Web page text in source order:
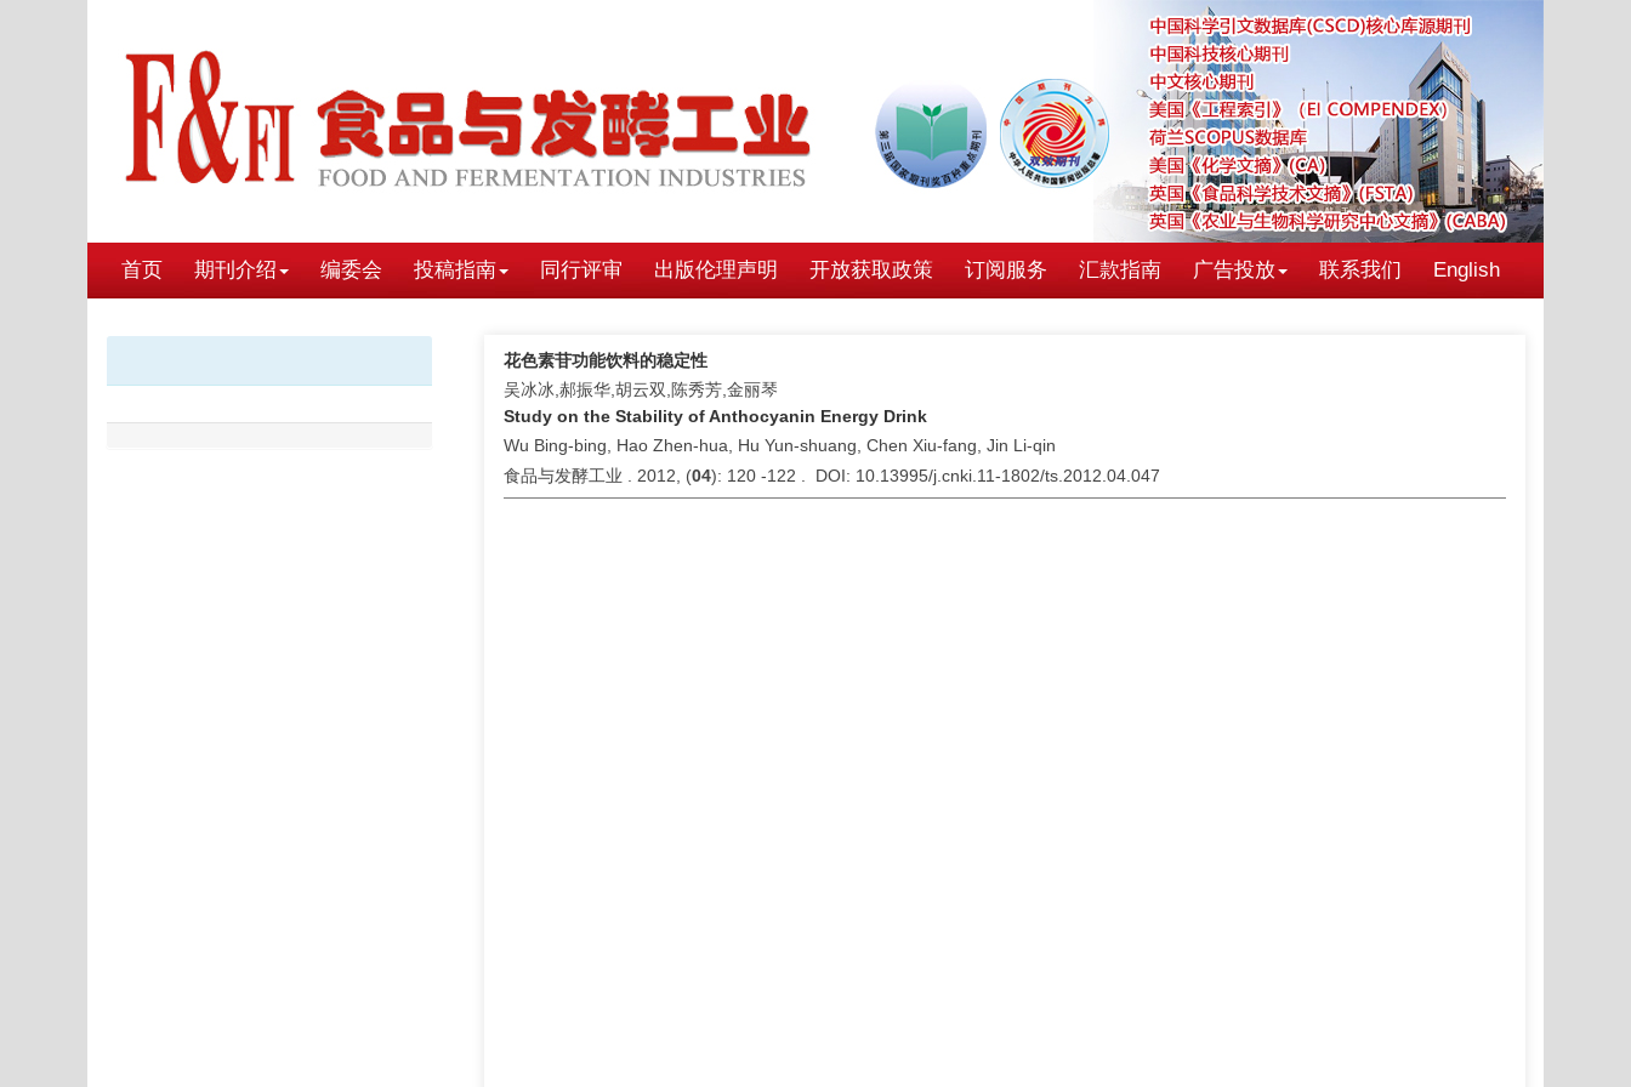
首页 期刊介绍 编委会 投稿指南 同行评审 出版伦理声明 开放获取政策 订阅服务 汇款指南 广告投放 联系我们 English
花色素苷功能饮料的稳定性
吴冰冰,郝振华,胡云双,陈秀芳,金丽琴
Study on the Stability of Anthocyanin Energy Drink
Wu Bing-bing, Hao Zhen-hua, Hu Yun-shuang, Chen Xiu-fang, Jin Li-qin
食品与发酵工业 . 2012, (04): 120 -122 . DOI: 10.13995/j.cnki.11-1802/ts.2012.04.047